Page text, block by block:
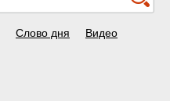
Слово дня Видео